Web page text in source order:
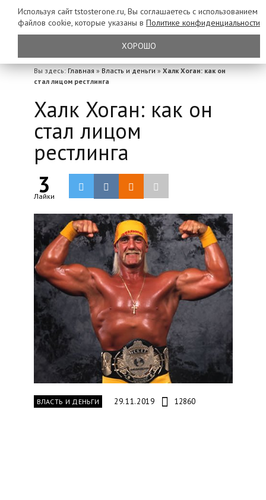
Вы здесь: Главная » Власть и деньги » Халк Хоган: как он
стал лицом рестлинга
Халк Хоган: как он
стал лицом
рестлинга
3
Лайки
ВЛАСТЬ И ДЕНЬГИ 29.11.2019 12860
Используя сайт tstosterone.ru, Вы соглашаетесь с использованием
файлов cookie, которые указаны в Политике конфиденциальности
ХОРОШО